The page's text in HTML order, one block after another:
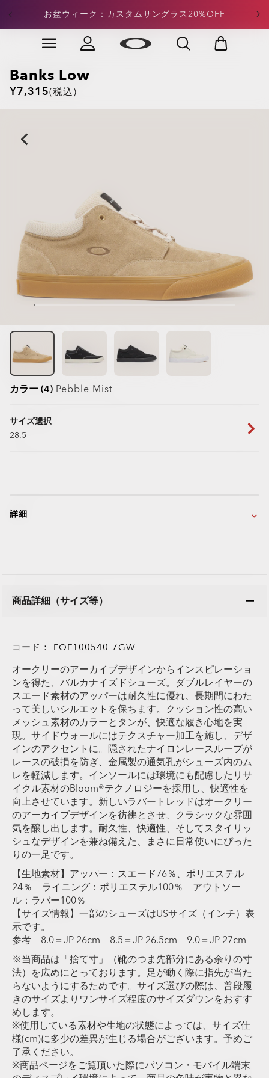
Skip to
お盆ウィーク：カスタムサングラス20%OFF
定価アパレル：合計¥15,000以上のご注文で20%OFFが
適用
Slide 3 of 4. 定価アパレル：合計¥15,000以上のご注文で
Banks Low
¥7,315(税込)
カラー (4) Pebble Mist
サイズ選択
28.5
詳細
商品詳細（サイズ等）
コード： FOF100540-7GW
オークリーのアーカイブデザインからインスピレーショ
ンを得た、バルカナイズドシューズ。ダブルレイヤーの
スエード素材のアッパーは耐久性に優れ、長期間にわた
って美しいシルエットを保ちます。クッション性の高い
メッシュ素材のカラーとタンが、快適な履き心地を実
現。サイドウォールにはテクスチャー加工を施し、デザ
インのアクセントに。隠されたナイロンレースループが
レースの破損を防ぎ、金属製の通気孔がシューズ内のム
レを軽減します。インソールには環境にも配慮したリサ
イクル素材のBloom®テクノロジーを採用し、快適性を
向上させています。新しいラバートレッドはオークリー
のアーカイブデザインを彷彿とさせ、クラシックな雰囲
気を醸し出します。耐久性、快適性、そしてスタイリッ
シュなデザインを兼ね備えた、まさに日常使いにぴった
りの一足です。
【生地素材】アッパー：スエード76％、ポリエステル
24％ ライニング：ポリエステル100％ アウトソー
ル：ラバー100％
【サイズ情報】一部のシューズはUSサイズ（インチ）表
示です。
参考 8.0＝JP 26cm 8.5＝JP 26.5cm 9.0＝JP 27cm
※当商品は「捨て寸」（靴のつま先部分にある余りの寸
法）を広めにとっております。足が動く際に指先が当た
らないようにするためです。サイズ選びの際は、普段履
きのサイズよりワンサイズ程度のサイズダウンをおすす
めします。
※使用している素材や生地の状態によっては、サイズ仕
様(cm)に多少の差異が生じる場合がございます。予めご
了承ください。
※商品ページをご覧頂いた際にパソコン・モバイル端末